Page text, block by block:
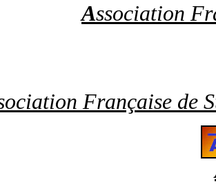
Association
Française de